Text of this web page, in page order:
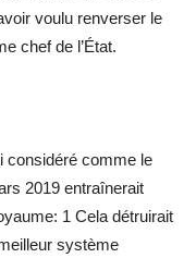
voulu renverser le
chef de l’État.
considéré comme le
2019 entraînerait
1 Cela détruirait
système